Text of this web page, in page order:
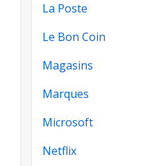
La Poste
Le Bon Coin
Magasins
Marques
Microsoft
Netflix